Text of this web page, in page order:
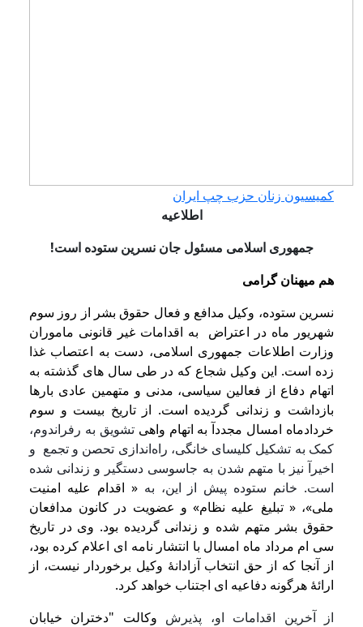
کمیسیون زنان حزب چپ ایران
اطلاعیه
جمهوری اسلامی مسئول جان نسرین ستوده است!
هم میهنان گرامی
نسرین ستوده، وکیل مدافع و فعال حقوق بشر از روز سوم
شهریور ماه در اعتراض به اقدامات غیر قانونی ماموران
وزارت اطلاعات جمهوری اسلامی، دست به اعتصاب غذا
زده است. این وکیل شجاع که در طی سال های گذشته به
اتهام دفاع از فعالین سیاسی، مدنی و متهمین عادی بارها
بازداشت و زندانی گردیده است. از تاریخ بیست و سوم
خردادماه امسال مجددآ به اتهام واهیتشویق به رفراندوم،
کمک به تشکیل کلیسای خانگی، راه‌اندازی تحصن و تجمع و
اخیرآ نیز با متهم شدن به جاسوسی دستگیر و زندانی شده
است. خانم ستوده پیش از این، به« اقدام علیه امنیت
ملی»، « تبلیغ علیه نظام» و عضویت در کانون مدافعان
حقوق بشر متهم شده و زندانی گردیده بود. وی در تاریخ
سی ام مرداد ماه امسال با انتشار نامه ای اعلام کرده بود،
از آنجا که از حق انتخاب آزادانۀ وکیل برخوردار نیست، از
ارائۀ هرگونه دفاعیه ای اجتناب خواهد کرد.
از آخرین اقدامات او، پذیرش وکالت"دختران خیابان